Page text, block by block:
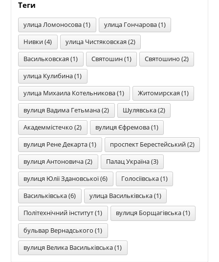
Теги
улица Ломоносова (1) улица Гончарова (1)
Нивки (4) улица Чистяковская (2)
Васильковская (1) Святошин (1) Святошино (2)
улица Кулибина (1)
улица Михаила Котельникова (1) Житомирская (1)
вулиця Вадима Гетьмана (2) Шулявська (2)
Академмістечко (2) вулиця Єфремова (1)
вулиця Рене Декарта (1) проспект Берестейський (2)
вулиця Антоновича (2) Палац Україна (3)
вулиця Юлії Здановської (6) Голосіївська (1)
Васильківська (6) улица Васильківська (1)
Політехнічний інститут (1) вулиця Борщагівська (1)
бульвар Вернадського (1)
вулиця Велика Васильківська (1)